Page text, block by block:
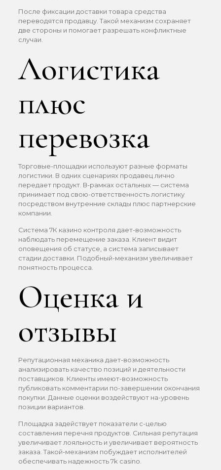
После фиксации доставки товара средства
переводятся продавцу. Такой механизм сохраняет
две стороны и помогает разрешать конфликтные
случаи.
Логистика
плюс
перевозка
Торговые-площадки используют разные форматы
логистики. В одних сценариях продавец лично
передает продукт. В-рамках остальных — система
принимает под свою-ответственность логистику
посредством внутренние склады плюс партнерские
компании.
Система 7К казино контроля дает-возможность
наблюдать перемещение заказа. Клиент видит
оповещения об статусе, а система записывает
стадии доставки. Подобный-механизм увеличивает
понятность процесса.
Оценка и
отзывы
Репутационная механика дает-возможность
анализировать качество позиций и деятельности
поставщиков. Клиенты имеют-возможность
публиковать комментарии по-завершении окончания
покупки. Данные оценки воздействуют на-уровень
позиции вариантов.
Площадка задействует показатели с-целью
составления перечня продуктов. Сильная репутация
увеличивает лояльность и увеличивает вероятность
заказа. Такой-механизм побуждает исполнителей
обеспечивать надежность 7k casino.